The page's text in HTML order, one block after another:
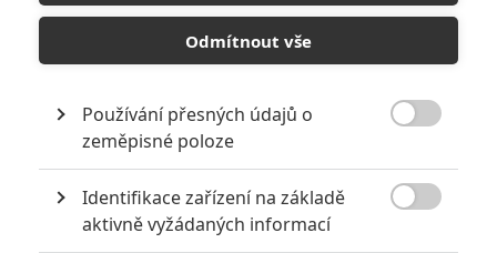
Odmítnout vše
Používání přesných údajů o
zeměpisné poloze
Identifikace zařízení na základě
aktivně vyžádaných informací